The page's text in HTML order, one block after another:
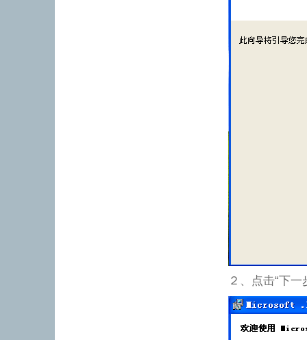
２、点击“下一